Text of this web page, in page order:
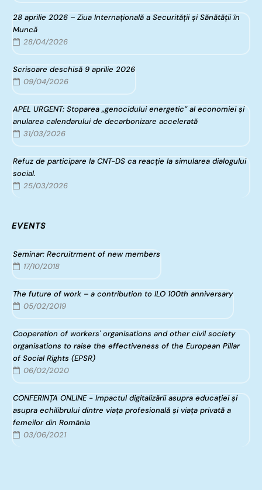
28 aprilie 2026 – Ziua Internațională a Securității și Sănătății în
Muncă
28/04/2026
Scrisoare deschisă 9 aprilie 2026
09/04/2026
APEL URGENT: Stoparea „genocidului energetic” al economiei și
anularea calendarului de decarbonizare accelerată
31/03/2026
Refuz de participare la CNT-DS ca reacție la simularea dialogului
social.
25/03/2026
EVENTS
Seminar: Recruitrment of new members
17/10/2018
The future of work – a contribution to ILO 100th anniversary
05/02/2019
Cooperation of workers' organisations and other civil society
organisations to raise the effectiveness of the European Pillar
of Social Rights (EPSR)
06/02/2020
CONFERINȚA ONLINE - Impactul digitalizării asupra educației și
asupra echilibrului dintre viața profesională și viața privată a
femeilor din România
03/06/2021